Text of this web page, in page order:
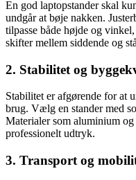
En god laptopstander skal
undgår at bøje nakken.
tilpasse både højde og
skifter mellem siddende og
2. Stabilitet og
Stabilitet er afgørende for at
brug. Vælg en stander med
Materialer som aluminium
professionelt udtryk.
3. Transport og